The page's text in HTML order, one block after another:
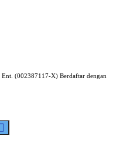
(002387117-X) Berdaftar dengan